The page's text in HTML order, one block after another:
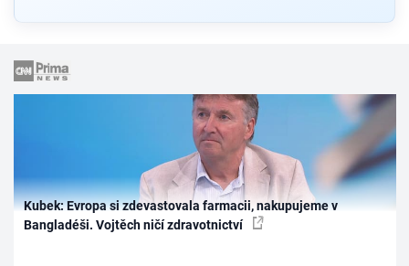
Kubek: Evropa si zdevastovala farmacii, nakupujeme v
Bangladéši. Vojtěch ničí zdravotnictví